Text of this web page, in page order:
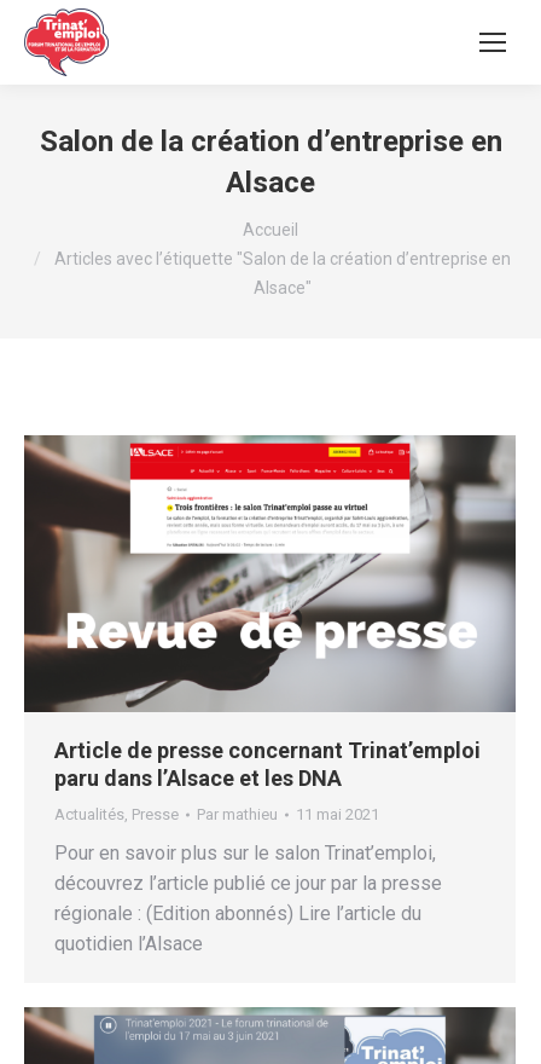
Salon de la création d’entreprise en
Alsace
Accueil
Articles avec l’étiquette "Salon de la création d’entreprise en
Alsace"
Article de presse concernant Trinat’emploi
paru dans l’Alsace et les DNA
Actualités, Presse Par mathieu 11 mai 2021
Pour en savoir plus sur le salon Trinat’emploi,
découvrez l’article publié ce jour par la presse
régionale : (Edition abonnés) Lire l’article du
quotidien l’Alsace